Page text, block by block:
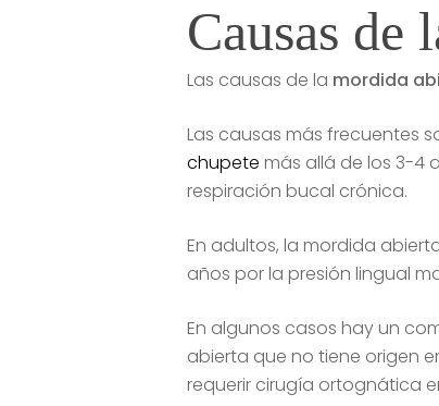
Causas de
Las causas de la mordida
Las causas más frecuentes
chupete más allá de los 3-4
respiración bucal crónica.
En adultos, la mordida
años por la presión lingual
En algunos casos hay un
abierta que no tiene origen
requerir cirugía ortognática